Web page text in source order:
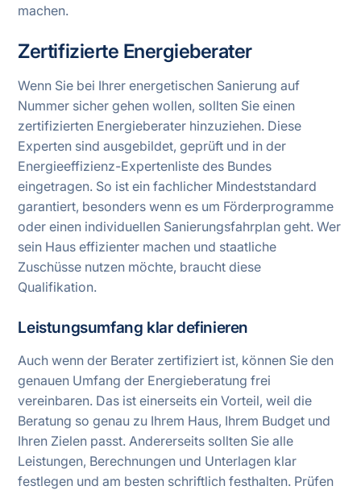
machen.
Zertifizierte Energieberater
Wenn Sie bei Ihrer energetischen Sanierung auf
Nummer sicher gehen wollen, sollten Sie einen
zertifizierten Energieberater hinzuziehen. Diese
Experten sind ausgebildet, geprüft und in der
Energieeffizienz-Expertenliste des Bundes
eingetragen. So ist ein fachlicher Mindeststandard
garantiert, besonders wenn es um Förderprogramme
oder einen individuellen Sanierungsfahrplan geht. Wer
sein Haus effizienter machen und staatliche
Zuschüsse nutzen möchte, braucht diese
Qualifikation.
Leistungsumfang klar definieren
Auch wenn der Berater zertifiziert ist, können Sie den
genauen Umfang der Energieberatung frei
vereinbaren. Das ist einerseits ein Vorteil, weil die
Beratung so genau zu Ihrem Haus, Ihrem Budget und
Ihren Zielen passt. Andererseits sollten Sie alle
Leistungen, Berechnungen und Unterlagen klar
festlegen und am besten schriftlich festhalten. Prüfen